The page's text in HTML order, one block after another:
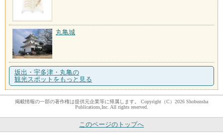
丸亀城
坂出・宇多津・丸亀の
観光スポットをもっと見る
掲載情報の一部の著作権は提供元企業等に帰属します。 Copyright（C）2026 Shobunsha
Publications,Inc. All rights reserved.
このページのトップへ